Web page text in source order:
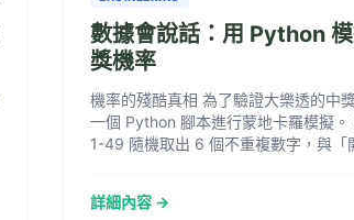
數據會說話：用 Python
獎機率
機率的殘酷真相 為了驗證大樂透的中
一個 Python 腳本進行蒙地卡羅模擬。 邏輯很簡單：從
1-49 隨機取出 6 個不重複數字，與「
詳細內容 →